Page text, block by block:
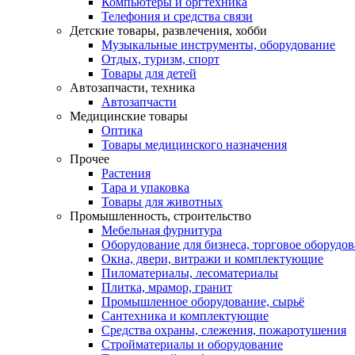
Телефония и средства связи
Детские товары, развлечения, хобби
Музыкальные инструменты, оборудование
Отдых, туризм, спорт
Товары для детей
Автозапчасти, техника
Автозапчасти
Медицинские товары
Оптика
Товары медицинского назначения
Прочее
Растения
Тара и упаковка
Товары для животных
Промышленность, строительство
Мебельная фурнитура
Оборудование для бизнеса, торговое
Окна, двери, витражи и комплектующие
Пиломатериалы, лесоматериалы
Плитка, мрамор, гранит
Промышленное оборудование, сырьё
Сантехника и комплектующие
Средства охраны, слежения, пожаротушения
Стройматериалы и оборудование